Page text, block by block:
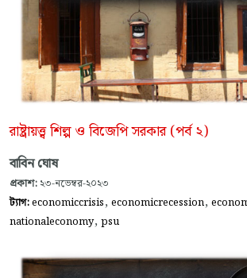
রাষ্ট্রায়ত্ত্ব শিল্প ও বিজেপি সরকার (পর্ব ২)
বাবিন ঘোষ
প্রকাশ: ২৩-নভেম্বর-২০২৩
ট্যাগ:economiccrisis, economicrecession,
nationaleconomy, psu